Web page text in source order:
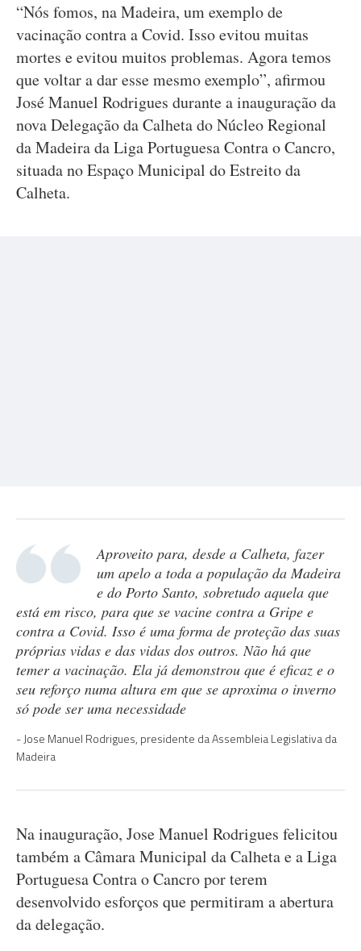
“Nós fomos, na Madeira, um exemplo de
vacinação contra a Covid. Isso evitou muitas
mortes e evitou muitos problemas. Agora temos
que voltar a dar esse mesmo exemplo”, afirmou
José Manuel Rodrigues durante a inauguração da
nova Delegação da Calheta do Núcleo Regional
da Madeira da Liga Portuguesa Contra o Cancro,
situada no Espaço Municipal do Estreito da
Calheta.
Aproveito para, desde a Calheta, fazer
um apelo a toda a população da Madeira
e do Porto Santo, sobretudo aquela que
está em risco, para que se vacine contra a Gripe e
contra a Covid. Isso é uma forma de proteção das suas
próprias vidas e das vidas dos outros. Não há que
temer a vacinação. Ela já demonstrou que é eficaz e o
seu reforço numa altura em que se aproxima o inverno
só pode ser uma necessidade
Jose Manuel Rodrigues, presidente da Assembleia Legislativa da
Madeira
Na inauguração, Jose Manuel Rodrigues felicitou
também a Câmara Municipal da Calheta e a Liga
Portuguesa Contra o Cancro por terem
desenvolvido esforços que permitiram a abertura
da delegação.